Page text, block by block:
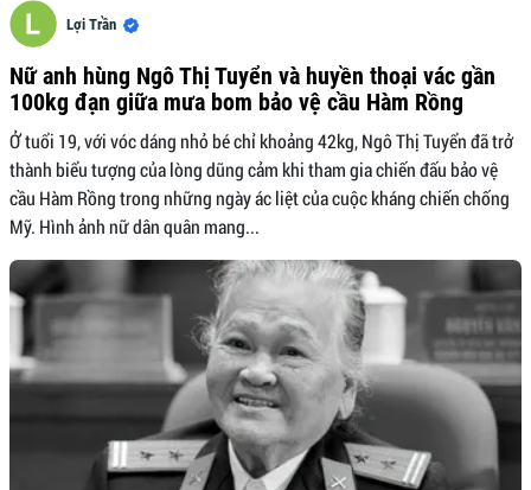
Lợi Trần
Nữ anh hùng Ngô Thị Tuyển và huyền thoại vác gần
100kg đạn giữa mưa bom bảo vệ cầu Hàm Rồng
Ở tuổi 19, với vóc dáng nhỏ bé chỉ khoảng 42kg, Ngô Thị Tuyển đã trở
thành biểu tượng của lòng dũng cảm khi tham gia chiến đấu bảo vệ
cầu Hàm Rồng trong những ngày ác liệt của cuộc kháng chiến chống
Mỹ. Hình ảnh nữ dân quân mang...